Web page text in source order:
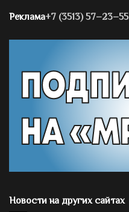
Реклама+7 (3513) 57–23–55
Новости на других сайтах